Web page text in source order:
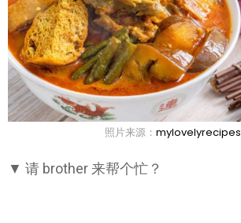
照片来源： mylovelyrecipes
▼ 请 brother 来帮个忙？